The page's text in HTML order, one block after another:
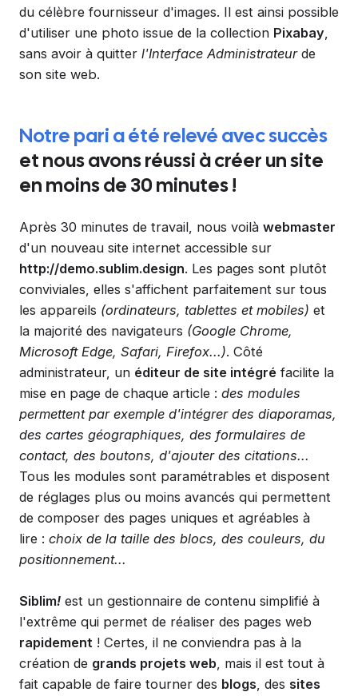
du célèbre fournisseur d'images. Il est ainsi possible
d'utiliser une photo issue de la collection Pixabay,
sans avoir à quitter l'Interface Administrateurde
son site web.
Notre pari a été relevé avec succès
et nous avons réussi à créer un site
en moins de 30 minutes !
Après 30 minutes de travail, nous voilà webmaster
d'un nouveau site internet accessible sur
http://demo.sublim.design. Les pages sont plutôt
conviviales, elles s'affichent parfaitement sur tous
les appareils (ordinateurs, tablettes et mobiles) et
la majorité des navigateurs (Google Chrome,
Microsoft Edge, Safari, Firefox...). Côté
administrateur, un éditeur de site intégré facilite la
mise en page de chaque article : des modules
permettent par exemple d'intégrer des diaporamas,
des cartes géographiques, des formulaires de
contact, des boutons, d'ajouter des citations...
Tous les modules sont paramétrables et disposent
de réglages plus ou moins avancés qui permettent
de composer des pages uniques et agréables à
lire : choix de la taille des blocs, des couleurs, du
positionnement...
Siblim! est un gestionnaire de contenu simplifié à
l'extrême qui permet de réaliser des pages web
rapidement ! Certes, il ne conviendra pas à la
création de grands projets web, mais il est tout à
fait capable de faire tourner des blogs, des sites